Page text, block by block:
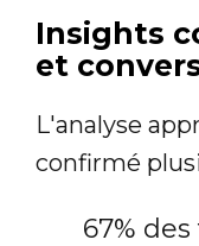
Insights
et
L'analyse
confirmé
67%